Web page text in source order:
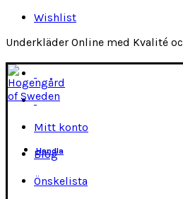
Wishlist
Underkläder Online med Kvalité
Mitt konto
Blog
Önskelista
Handla